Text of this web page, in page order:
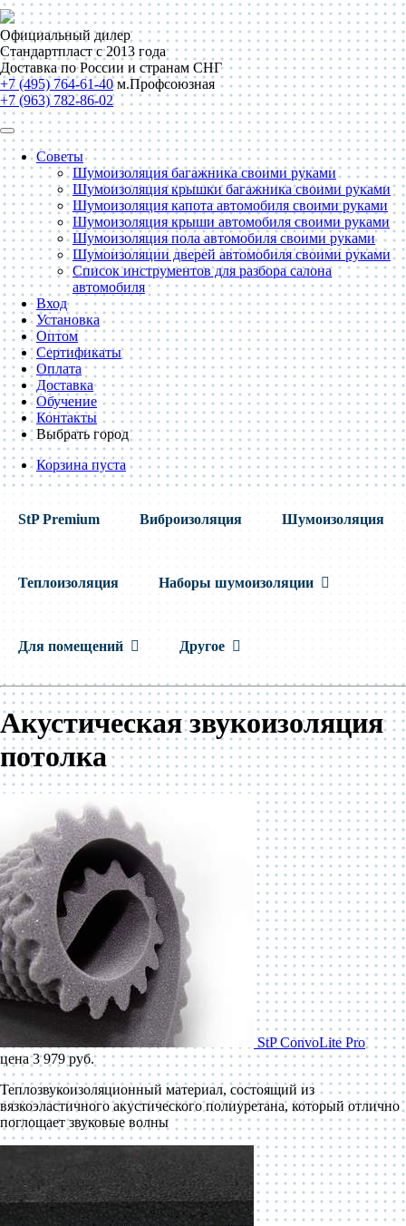
Официальный дилер
Стандартпласт с 2013 года
Доставка по России и странам СНГ
+7 (495) 764-61-40 м.Профсоюзная
+7 (963) 782-86-02
Советы
Шумоизоляция багажника своими руками
Шумоизоляция крышки багажника своими руками
Шумоизоляция капота автомобиля своими руками
Шумоизоляция крыши автомобиля своими руками
Шумоизоляция пола автомобиля своими руками
Шумоизоляции дверей автомобиля своими руками
Список инструментов для разбора салона
автомобиля
Вход
Установка
Оптом
Сертификаты
Оплата
Доставка
Обучение
Контакты
Выбрать город
Корзина пуста
StP Premium Виброизоляция Шумоизоляция
Теплоизоляция Наборы шумоизоляции
Для помещений Другое
Акустическая звукоизоляция
потолка
StP ConvoLite Pro
цена 3 979 руб.
Теплозвукоизоляционный материал, состоящий из
вязкоэластичного акустического полиуретана, который отлично
поглощает звуковые волны